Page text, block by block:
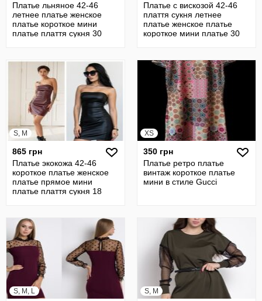
Платье льняное 42-46
летнее платье женское
платье короткое мини
платье плаття сукня 30
Платье с вискозой 42-46
плаття сукня летнее
платье женское платье
короткое мини платье 30
S, M
865 грн
Платье экокожа 42-46
короткое платье женское
платье прямое мини
платье плаття сукня 18
XS
350 грн
Платье ретро платье
винтаж короткое платье
мини в стиле Gucci
S, M, L S, M